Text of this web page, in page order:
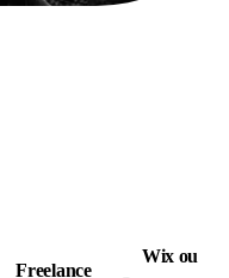
Freelance
Wix ou